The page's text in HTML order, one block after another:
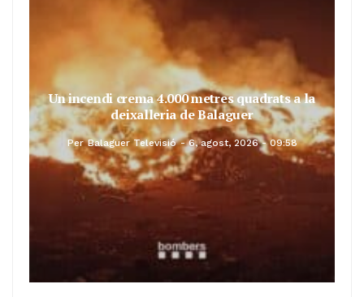
Un incendi crema 4.000 metres quadrats a la
deixalleria de Balaguer
Per Balaguer Televisió 6, agost, 2026 - 09:58